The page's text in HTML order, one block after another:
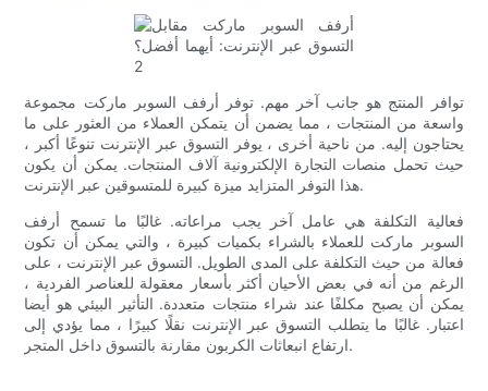
توافر المنتج هو جانب آخر مهم. توفر أرفف السوبر ماركت مجموعة
واسعة من المنتجات ، مما يضمن أن يتمكن العملاء من العثور على ما
يحتاجون إليه. من ناحية أخرى ، يوفر التسوق عبر الإنترنت تنوعًا أكبر ،
حيث تحمل منصات التجارة الإلكترونية آلاف المنتجات. يمكن أن يكون
هذا التوفر المتزايد ميزة كبيرة للمتسوقين عبر الإنترنت.
فعالية التكلفة هي عامل آخر يجب مراعاته. غالبًا ما تسمح أرفف
السوبر ماركت للعملاء بالشراء بكميات كبيرة ، والتي يمكن أن تكون
فعالة من حيث التكلفة على المدى الطويل. التسوق عبر الإنترنت ، على
الرغم من أنه في بعض الأحيان أكثر بأسعار معقولة للعناصر الفردية ،
يمكن أن يصبح مكلفًا عند شراء منتجات متعددة. التأثير البيئي هو أيضا
اعتبار. غالبًا ما يتطلب التسوق عبر الإنترنت نقلًا كبيرًا ، مما يؤدي إلى
ارتفاع انبعاثات الكربون مقارنة بالتسوق داخل المتجر.